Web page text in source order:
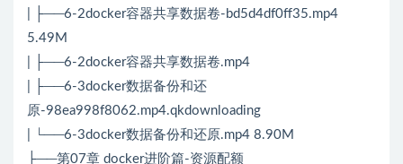
| ├──6-2docker容器共享数据卷-bd5d4df0ff35.mp4
5.49M
| ├──6-2docker容器共享数据卷.mp4
| ├──6-3docker数据备份和还
原-98ea998f8062.mp4.qkdownloading
| └──6-3docker数据备份和还原.mp4 8.90M
├──第07章 docker进阶篇-资源配额